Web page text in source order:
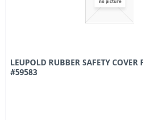
LEUPOLD RUBBER SAFETY COVER
#59583